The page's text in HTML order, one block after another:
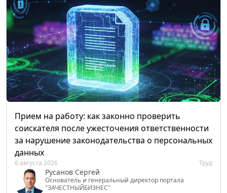
Прием на работу: как законно проверить
соискателя после ужесточения ответственности
за нарушение законодательства о персональных
данных
6 августа 2026 Труд
Русанов Сергей
Основатель и генеральный директор портала
"ЗАЧЕСТНЫЙБИЗНЕС"